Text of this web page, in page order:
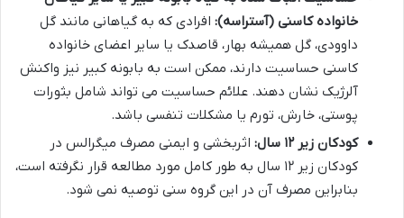
خانواده کاسنی (آستراسه): افرادی که به گیاهانی مانند گل
داوودی، گل همیشه بهار، قاصدک یا سایر اعضای خانواده
کاسنی حساسیت دارند، ممکن است به بابونه کبیر نیز واکنش
آلرژیک نشان دهند. علائم حساسیت می تواند شامل بثورات
پوستی، خارش، تورم یا مشکلات تنفسی باشد.
کودکان زیر ۱۲ سال:
اثربخشی و ایمنی مصرف میگرالس در
کودکان زیر ۱۲ سال به طور کامل مورد مطالعه قرار نگرفته است،
بنابراین مصرف آن در این گروه سنی توصیه نمی شود.